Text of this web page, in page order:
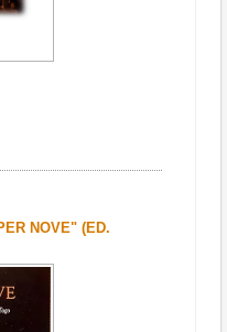
NOVE" (ED.